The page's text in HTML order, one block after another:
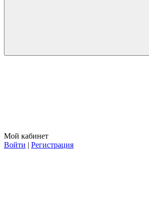
Мой кабинет
Войти | Регистрация